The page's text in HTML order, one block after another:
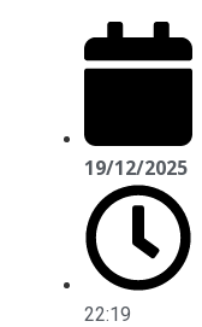
19/12/2025
22:19